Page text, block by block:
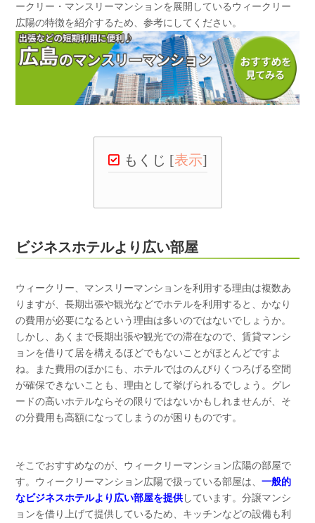
ークリー・マンスリーマンションを展開しているウィークリー
広陽の特徴を紹介するため、参考にしてください。
もくじ [表示]
ビジネスホテルより広い部屋
ウィークリー、マンスリーマンションを利用する理由は複数あ
りますが、長期出張や観光などでホテルを利用すると、かなり
の費用が必要になるという理由は多いのではないでしょうか。
しかし、あくまで長期出張や観光での滞在なので、賃貸マンシ
ョンを借りて居を構えるほどでもないことがほとんどですよ
ね。また費用のほかにも、ホテルではのんびりくつろげる空間
が確保できないことも、理由として挙げられるでしょう。グレ
ードの高いホテルならその限りではないかもしれませんが、そ
の分費用も高額になってしまうのが困りものです。
そこでおすすめなのが、ウィークリーマンション広陽の部屋で
す。ウィークリーマンション広陽で扱っている部屋は、 一般的
なビジネスホテルより広い部屋を提供しています。分譲マンシ
ョンを借り上げて提供しているため、キッチンなどの設備も利